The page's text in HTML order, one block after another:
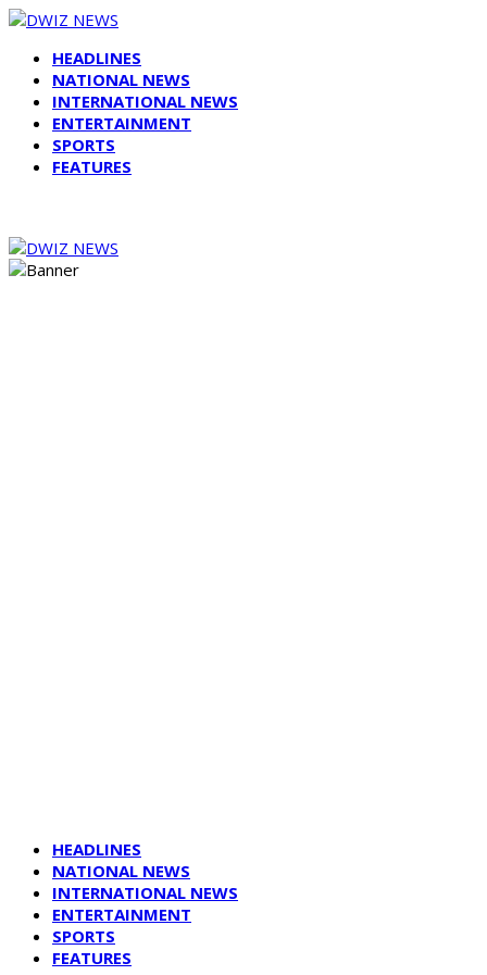
HEADLINES
NATIONAL NEWS
INTERNATIONAL NEWS
ENTERTAINMENT
SPORTS
FEATURES
HEADLINES
NATIONAL NEWS
INTERNATIONAL NEWS
ENTERTAINMENT
SPORTS
FEATURES